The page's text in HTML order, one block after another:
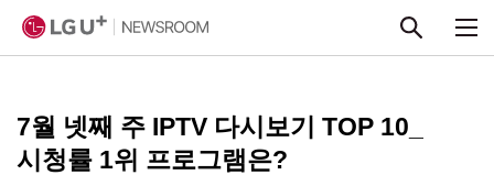
7월 넷째 주 IPTV 다시보기 TOP 10_
시청률 1위 프로그램은?